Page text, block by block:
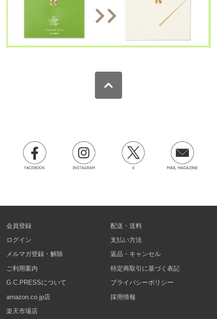
会員登録
ログイン
メルマガ登録・解除
ご利用案内
G.C.PRESSについて
amazon.co.jp店
楽天市場店
配送・送料
支払い方法
返品・キャンセル
特定商取引に基づく表記
プライバシーポリシー
採用情報